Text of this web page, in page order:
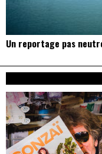
Un reportage pas